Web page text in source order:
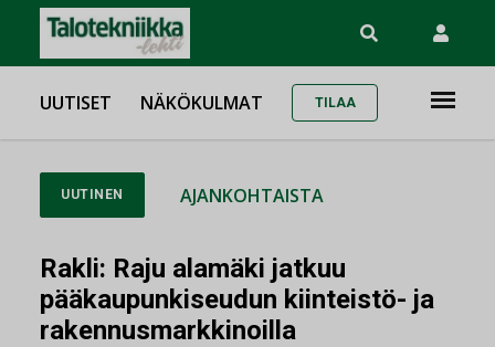
UUTISET NÄKÖKULMAT TILAA
UUTINEN AJANKOHTAISTA
Rakli: Raju alamäki jatkuu
pääkaupunkiseudun kiinteistö- ja
rakennusmarkkinoilla